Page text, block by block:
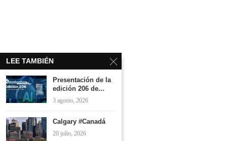
LEE TAMBIÉN
Presentación de la
edición 206 de...
3 agosto, 2026
Calgary #Canadá
20 julio, 2026